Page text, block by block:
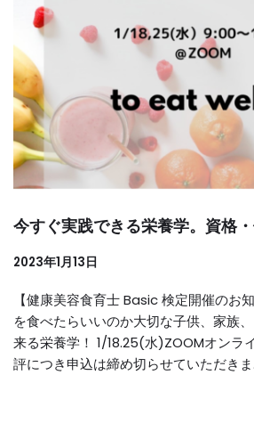
今すぐ実践できる栄養学。資格
2023年1月13日
【健康美容食育士 Basic 検定開催の
を食べたらいいのか大切な子供、家族
来る栄養学！ 1/18.25(水)ZOOMオンラ
評につき申込は締め切らせていただき